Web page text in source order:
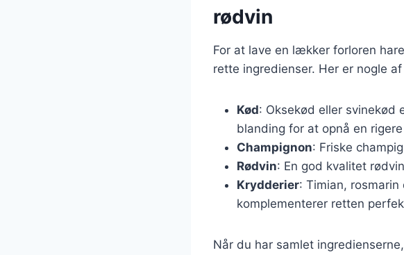
rødvin
For at lave en lækker forloren
rette ingredienser. Her er nogle
Kød: Oksekød eller svinekød
blanding for at opnå en
Champignon: Friske
Rødvin: En god kvalitet
Krydderier: Timian,
komplementerer retten
Når du har samlet